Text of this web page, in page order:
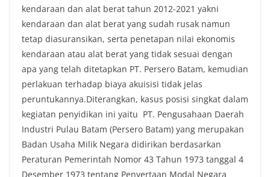
kendaraan dan alat berat tahun 2012-2021 yakni
kendaraan dan alat berat yang sudah rusak namun
tetap diasuransikan, serta penetapan nilai ekonomis
kendaraan atau alat berat yang tidak sesuai dengan
apa yang telah ditetapkan PT. Persero Batam, kemudian
perlakuan terhadap biaya akuisisi tidak jelas
peruntukannya.Diterangkan, kasus posisi singkat dalam
kegiatan penyidikan ini yaitu PT. Pengusahaan Daerah
Industri Pulau Batam (Persero Batam) yang merupakan
Badan Usaha Milik Negara didirikan berdasarkan
Peraturan Pemerintah Nomor 43 Tahun 1973 tanggal 4
Desember 1973 tentang Penyertaan Modal Negara